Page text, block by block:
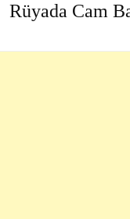
Rüyada Cam